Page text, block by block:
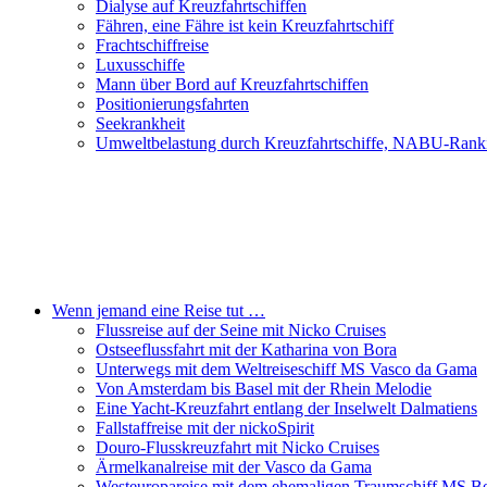
Dialyse auf Kreuzfahrtschiffen
Fähren, eine Fähre ist kein Kreuzfahrtschiff
Frachtschiffreise
Luxusschiffe
Mann über Bord auf Kreuzfahrtschiffen
Positionierungsfahrten
Seekrankheit
Umweltbelastung durch Kreuzfahrtschiffe, NABU-
Wenn jemand eine Reise tut …
Flussreise auf der Seine mit Nicko Cruises
Ostseeflussfahrt mit der Katharina von Bora
Unterwegs mit dem Weltreiseschiff MS Vasco da Gama
Von Amsterdam bis Basel mit der Rhein Melodie
Eine Yacht-Kreuzfahrt entlang der Inselwelt Dalmatiens
Fallstaffreise mit der nickoSpirit
Douro-Flusskreuzfahrt mit Nicko Cruises
Ärmelkanalreise mit der Vasco da Gama